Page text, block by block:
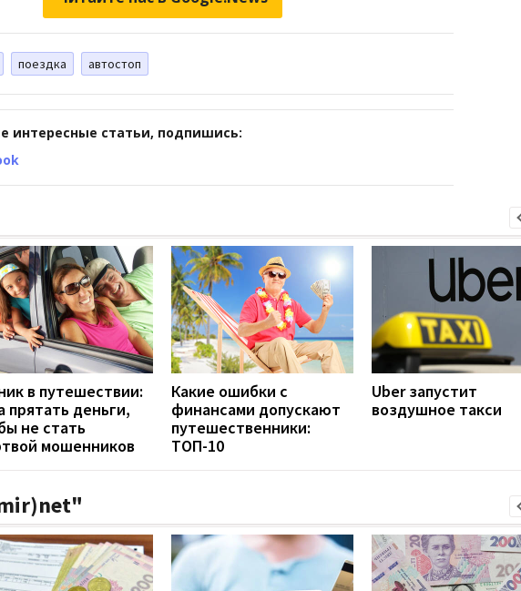
поездка автостоп
интересные статьи, подпишись:
в путешествии:
прятать деньги,
не стать
мошенников
Какие ошибки с
финансами допускают
путешественники:
ТОП-10
Uber запустит
воздушное такси